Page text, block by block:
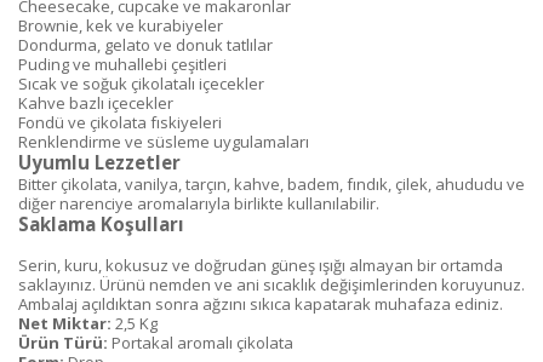
Cheesecake, cupcake ve makaronlar
Brownie, kek ve kurabiyeler
Dondurma, gelato ve donuk tatlılar
Puding ve muhallebi çeşitleri
Sıcak ve soğuk çikolatalı içecekler
Kahve bazlı içecekler
Fondü ve çikolata fıskiyeleri
Renklendirme ve süsleme uygulamaları
Uyumlu Lezzetler
Bitter çikolata, vanilya, tarçın, kahve, badem, fındık, çilek, ahududu ve
diğer narenciye aromalarıyla birlikte kullanılabilir.
Saklama Koşulları
Serin, kuru, kokusuz ve doğrudan güneş ışığı almayan bir ortamda
saklayınız. Ürünü nemden ve ani sıcaklık değişimlerinden koruyunuz.
Ambalaj açıldıktan sonra ağzını sıkıca kapatarak muhafaza ediniz.
Net Miktar: 2,5 Kg
Ürün Türü: Portakal aromalı çikolata